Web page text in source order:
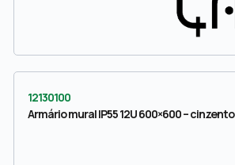
12130100
Armário mural IP55 12U 600×600 – cinzento